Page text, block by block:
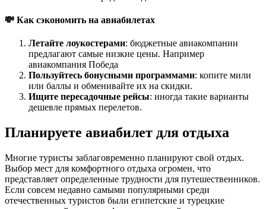
💸 Как сэкономить на авиабилетах
Летайте лоукостерами: бюджетные авиакомпании
предлагают самые низкие цены. Например
авиакомпания Победа
Пользуйтесь бонусными программами: копите мили
или баллы и обменивайте их на скидки.
Ищите пересадочные рейсы: иногда такие варианты
дешевле прямых перелетов.
Планируете авиабилет для отдыха
Многие туристы заблаговременно планируют свой отдых.
Выбор мест для комфортного отдыха огромен, что
представляет определенные трудности для путешественников.
Если совсем недавно самыми популярными среди
отечественных туристов были египетские и турецкие